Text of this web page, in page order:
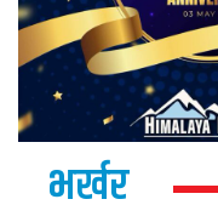
भर्खर